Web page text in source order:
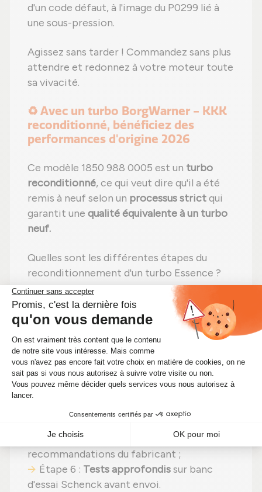
d'un code défaut, à l'image du P0299 lié à
une sous-pression.
Agissez sans tarder ! Commandez sans plus
attendre et redonnez à votre moteur toute
sa vivacité.
♻️ Avec un turbo BorgWarner - KKK
reconditionné, bénéficiez des
performances d'origine 2026
Ce modèle 1850 988 0005 est un turbo
reconditionné, ce qui veut dire qu'il a été
remis à neuf selon un processus strictqui
garantit une qualité équivalente à un turbo
neuf.
Quelles sont les différentes étapes du
reconditionnement d'un turbo Essence ?
Étape 1 : Démontage total pour un
contrôle complet ;
Nettoyage professionnelpour
éliminer toute impureté ;
Étape 3 :Contrôle rigoureuxde tous les
composants ;
par des pièces neuves ;
réglages effectués selon les
recommandations du fabricant ;
Étape 6 : Tests approfondissur banc
d'essai Schenck avant envoi.